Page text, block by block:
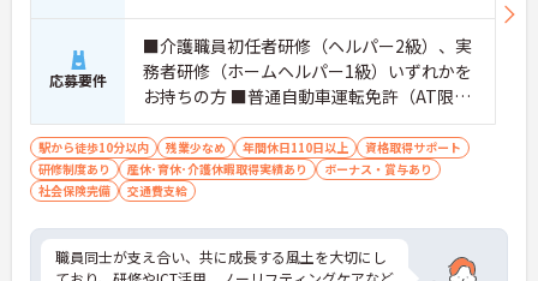
・サービス提供責任者や管理者へのキャリアアップ
も目指せます
スを軽減できます】
・記録票の提出やシフト確認をすべてスマートフォ
ンで行えるため、手書きの書類作成や事業所への移
動の手間が省けケア業務に集中できます
・定期的な面談を通じて上司がフォローする体制が
あり、訪問介護でありながら孤立することなくチー
ムの支援を受けながら業務に取り組めます
応募要件
■介護職員初任者研修（ヘルパー2級）、実
務者研修（ホームヘルパー1級）いずれかを
お持ちの方 ■普通自動車運転免許（AT限定
可）※業務で運転します
駅から徒歩10分以内 残業少なめ 年間休日110日以上
資格取得サポート
研修制度あり
産休･育休･介護休暇取得実績あり
ボーナス・賞与あり
社会保険完備
交通費支給
職員同士が支え合い、共に成長する風土を大切にし